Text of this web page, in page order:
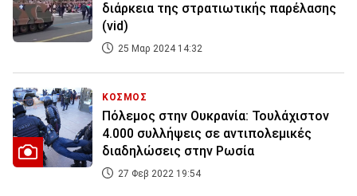
διάρκεια της στρατιωτικής παρέλασης
(vid)
25 Μαρ 2024 14:32
ΚΟΣΜΟΣ
Πόλεμος στην Ουκρανία: Τουλάχιστον
4.000 συλλήψεις σε αντιπολεμικές
διαδηλώσεις στην Ρωσία
27 Φεβ 2022 19:54